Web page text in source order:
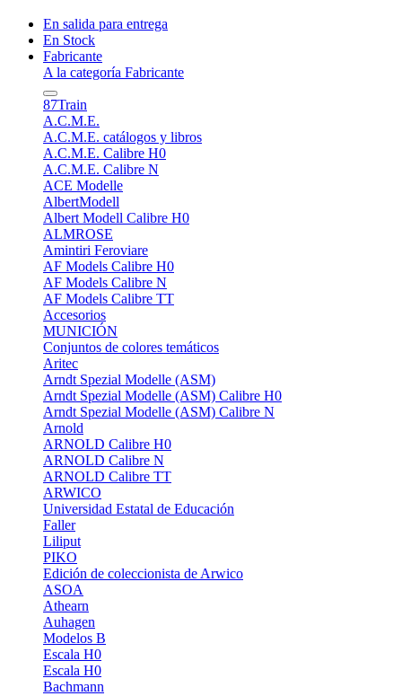
En salida para entrega
En Stock
Fabricante
A la categoría Fabricante
87Train
A.C.M.E.
A.C.M.E. catálogos y libros
A.C.M.E. Calibre H0
A.C.M.E. Calibre N
ACE Modelle
AlbertModell
Albert Modell Calibre H0
ALMROSE
Amintiri Feroviare
AF Models Calibre H0
AF Models Calibre N
AF Models Calibre TT
Accesorios
MUNICIÓN
Conjuntos de colores temáticos
Aritec
Arndt Spezial Modelle (ASM)
Arndt Spezial Modelle (ASM) Calibre H0
Arndt Spezial Modelle (ASM) Calibre N
Arnold
ARNOLD Calibre H0
ARNOLD Calibre N
ARNOLD Calibre TT
ARWICO
Universidad Estatal de Educación
Faller
Liliput
PIKO
Edición de coleccionista de Arwico
ASOA
Athearn
Auhagen
Modelos B
Escala H0
Escala H0
Bachmann